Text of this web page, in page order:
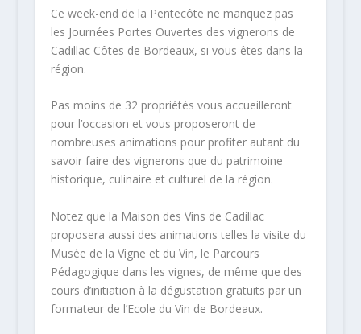
Ce week-end de la Pentecôte ne manquez pas
les Journées Portes Ouvertes des vignerons de
Cadillac Côtes de Bordeaux, si vous êtes dans la
région.
Pas moins de 32 propriétés vous accueilleront
pour l’occasion et vous proposeront de
nombreuses animations pour profiter autant du
savoir faire des vignerons que du patrimoine
historique, culinaire et culturel de la région.
Notez que la Maison des Vins de Cadillac
proposera aussi des animations telles la visite du
Musée de la Vigne et du Vin, le Parcours
Pédagogique dans les vignes, de même que des
cours d’initiation à la dégustation gratuits par un
formateur de l’Ecole du Vin de Bordeaux.